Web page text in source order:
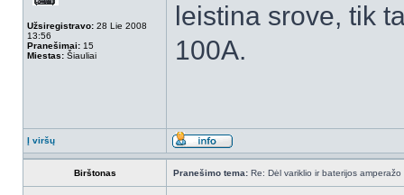
Užsiregistravo: 28 Lie 2008
13:56
Pranešimai: 15
Miestas: Šiauliai
leistina srove, tik
100A.
Į viršų
Birštonas Pranešimo tema: Re: Dėl variklio ir baterijos amperažo